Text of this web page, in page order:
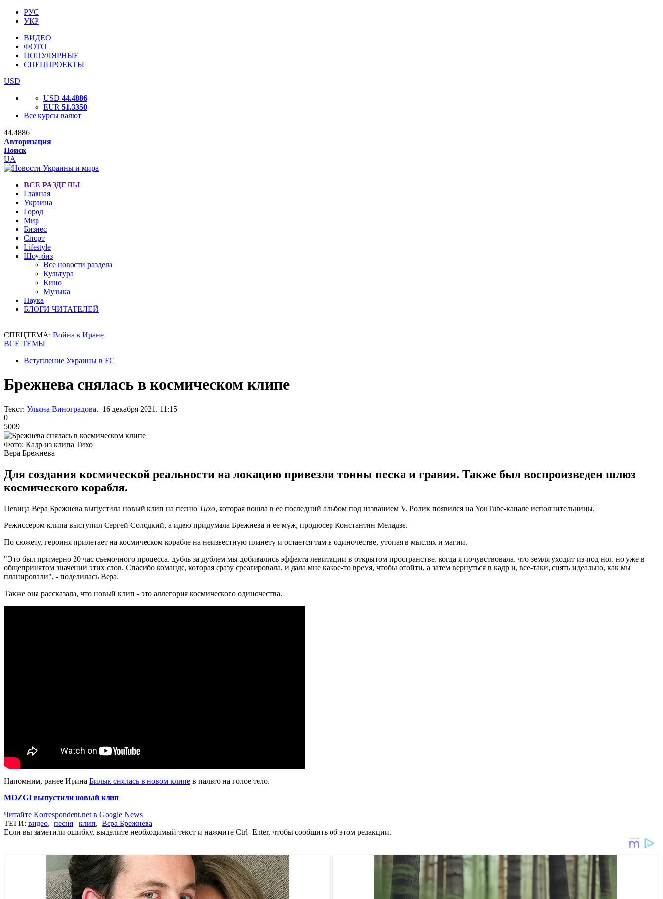
РУС
УКР
ВИДЕО
ФОТО
ПОПУЛЯРНЫЕ
СПЕЦПРОЕКТЫ
USD
USD 44.4886
EUR 51.3350
Все курсы валют
44.4886
Авторизация
Поиск
UA
ВСЕ РАЗДЕЛЫ
Главная
Украина
Город
Мир
Бизнес
Спорт
Lifestyle
Шоу-биз
Все новости раздела
Культура
Кино
Музыка
Наука
БЛОГИ ЧИТАТЕЛЕЙ
СПЕЦТЕМА: Война в Иране
ВСЕ ТЕМЫ
Вступление Украины в ЕС
Брежнева снялась в космическом клипе
Текст: Ульяна Виноградова, 16 декабря 2021, 11:15
0
5009
Фото: Кадр из клипа Тихо
Вера Брежнева
Для создания космической реальности на локацию привезли тонны песка и гравия. Также был воспроизведен шлюз
космического корабля.
Певица Вера Брежнева выпустила новый клип на песню Тихо, которая вошла в ее последний альбом под названием V. Ролик появился на YouTube-канале исполнительницы.
Режиссером клипа выступил Сергей Солодкий, а идею придумала Брежнева и ее муж, продюсер Константин Меладзе.
По сюжету, героиня прилетает на космическом корабле на неизвестную планету и остается там в одиночестве, утопая в мыслях и магии.
"Это был примерно 20 час съемочного процесса, дубль за дублем мы добивались эффекта левитации в открытом пространстве, когда я почувствовала, что земля уходит из-под ног, но уже в
общепринятом значении этих слов. Спасибо команде, которая сразу среагировала, и дала мне какое-то время, чтобы отойти, а затем вернуться в кадр и, все-таки, снять идеально, как мы
планировали", - поделилась Вера.
Также она рассказала, что новый клип - это аллегория космического одиночества.
Напомним, ранее Ирина Билык снялась в новом клипе в пальто на голое тело.
MOZGI выпустили новый клип
Читайте Korrespondent.net в Google News
ТЕГИ: видео, песня, клип, Вера Брежнева
Если вы заметили ошибку, выделите необходимый текст и нажмите Ctrl+Enter, чтобы сообщить об этом редакции.